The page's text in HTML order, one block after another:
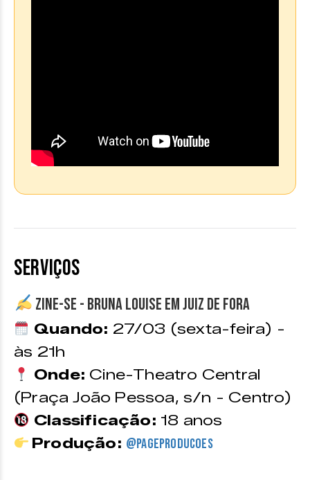
SERVIÇOS
ZINE-SE - Bruna Louise em Juiz de Fora
Quando: 27/03 (sexta-feira) -
às 21h
Onde: Cine-Theatro Central
(Praça João Pessoa, s/n - Centro)
Classificação: 18 anos
Produção: @pageproducoes